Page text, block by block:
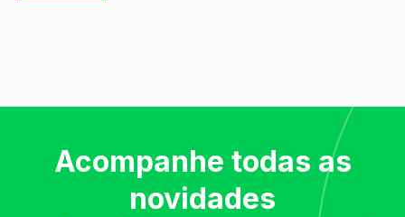
Acompanhe todas as
novidades